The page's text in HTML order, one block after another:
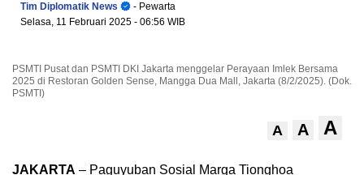
Tim Diplomatik News
- Pewarta
Selasa, 11 Februari 2025 - 06:56 WIB
PSMTI Pusat dan PSMTI DKI Jakarta menggelar Perayaan Imlek Bersama
2025 di Restoran Golden Sense, Mangga Dua Mall, Jakarta (8/2/2025). (Dok.
PSMTI)
A A A
JAKARTA – Paguyuban Sosial Marga Tionghoa